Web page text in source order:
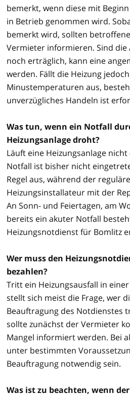
bemerkt, wenn diese mit
in Betrieb genommen wird.
bemerkt wird, sollten
Vermieter informieren. Sind
noch erträglich, kann eine
werden. Fällt die Heizung
Minustemperaturen aus,
unverzügliches Handeln ist
Was tun, wenn ein Notfall
Heizungsanlage droht?
Läuft eine Heizungsanlage
Notfall ist bisher nicht
Regel aus, während der
Heizungsinstallateur mit der
An Sonn- und Feiertagen, am
bereits ein akuter Notfall
Heizungsnotdienst für Bomlitz
Wer muss den
bezahlen?
Tritt ein Heizungsausfall in
stellt sich meist die Frage, wer
Beauftragung des Notdienstes
sollte zunächst der Vermieter
Mangel informiert werden. Bei
unter bestimmten
Beauftragung notwendig sein.
Was ist zu beachten, wenn